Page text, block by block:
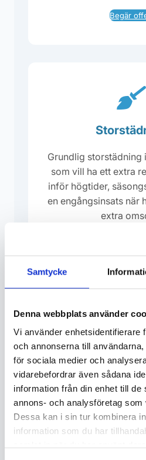
Samtycke
Denna webbplats använder
Vi använder enhetsidentifierare
och annonserna till
för sociala medier och
vidarebefordrar även sådana
information från din enhet till de
annons- och analysföretag
Dessa kan i sin tur kombinera
information som du har
Begär
Grundlig storstädning
som vill ha ett extra
inför högtider,
en engångsinsats när
extra
RUT-avdrag: 50%
Boka
Kontakta oss idag